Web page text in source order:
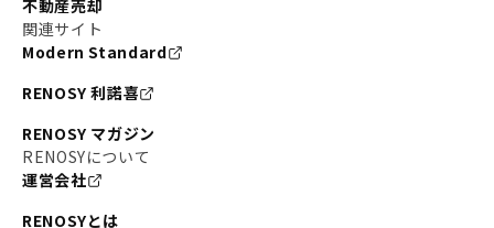
不動産売却
関連サイト
Modern Standard
RENOSY 利諾喜
RENOSY マガジン
RENOSYについて
運営会社
RENOSYとは